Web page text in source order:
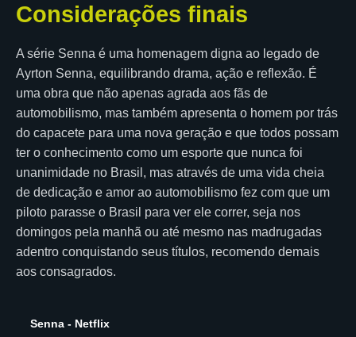
Considerações finais
A série Senna é uma homenagem digna ao legado de
Ayrton Senna, equilibrando drama, ação e reflexão. É
uma obra que não apenas agrada aos fãs de
automobilismo, mas também apresenta o homem por trás
do capacete para uma nova geração e que todos possam
ter o conhecimento como um esporte que nunca foi
unanimidade no Brasil, mas através de uma vida cheia
de dedicação e amor ao automobilismo fez com que um
piloto parasse o Brasil para ver ele correr, seja nos
domingos pela manhã ou até mesmo nas madrugadas
adentro conquistando seus títulos, recomendo demais
aos consagrados.
Senna - Netflix